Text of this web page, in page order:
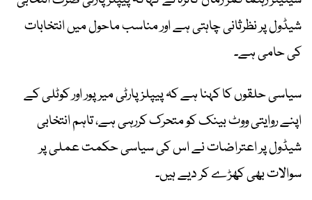
شیڈول پر نظرثانی چاہتی ہے اور مناسب ماحول میں انتخابات
کی حامی ہے۔
سیاسی حلقوں کا کہنا ہے کہ پیپلز پارٹی میرپور اور کوٹلی کے
اپنے روایتی ووٹ بینک کو متحرک کررہی ہے، تاہم انتخابی
شیڈول پر اعتراضات نے اس کی سیاسی حکمت عملی پر
سوالات بھی کھڑے کر دیے ہیں۔